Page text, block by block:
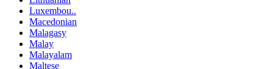
Luxembou..
Macedonian
Malagasy
Malay
Malayalam
Maltese